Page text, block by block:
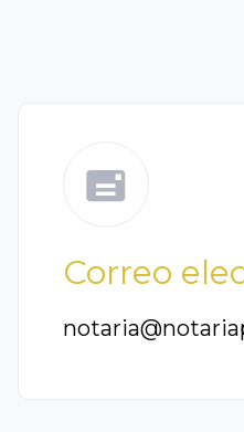
Correo